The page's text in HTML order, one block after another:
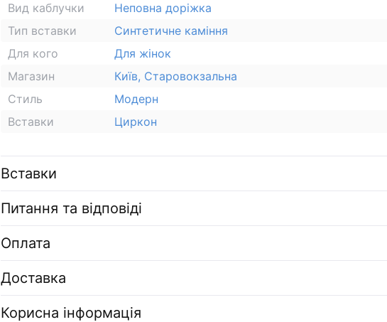
Вид каблучки
Неповна доріжка
Тип вставки
Синтетичне каміння
Для кого
Для жінок
Магазин
Київ, Старовокзальна
Стиль
Модерн
Вставки
Циркон
Вставки
Питання та відповіді
Оплата
Доставка
Корисна інформація